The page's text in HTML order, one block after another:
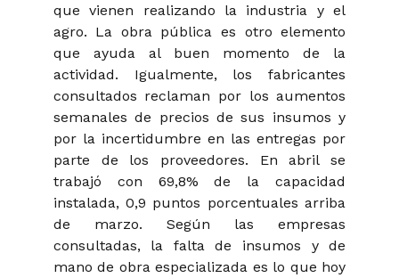
que vienen realizando la industria y el
agro. La obra pública es otro elemento
que ayuda al buen momento de la
actividad. Igualmente, los fabricantes
consultados reclaman por los aumentos
semanales de precios de sus insumos y
por la incertidumbre en las entregas por
parte de los proveedores. En abril se
trabajó con 69,8% de la capacidad
instalada, 0,9 puntos porcentuales arriba
de marzo. Según las empresas
consultadas, la falta de insumos y de
mano de obra especializada es lo que hoy